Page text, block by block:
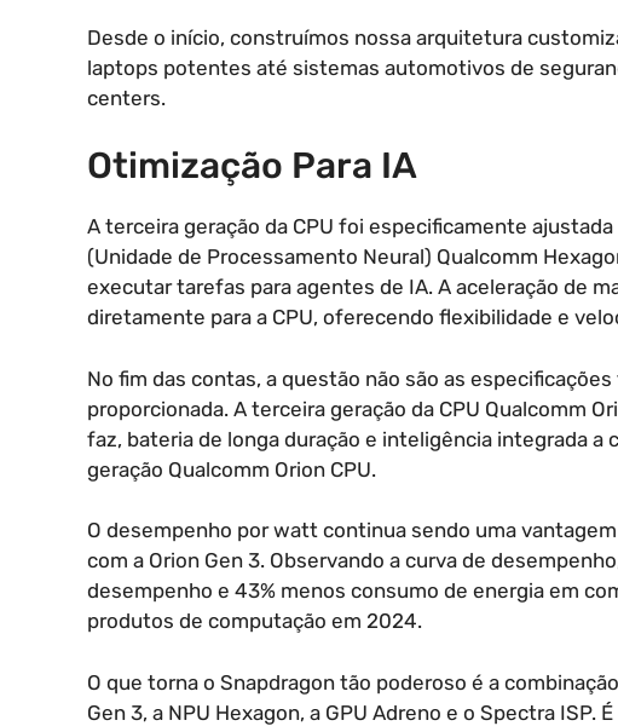
Desde o início, construímos nossa arquitetura
laptops potentes até sistemas automotivos de
centers.
Otimização Para IA
A terceira geração da CPU foi especificamente
(Unidade de Processamento Neural) Qualcomm
executar tarefas para agentes de IA. A aceleração de
diretamente para a CPU, oferecendo flexibilidade e
No fim das contas, a questão não são as
proporcionada. A terceira geração da CPU Qualcomm
faz, bateria de longa duração e inteligência integrada a
geração Qualcomm Orion CPU.
O desempenho por watt continua sendo uma
com a Orion Gen 3. Observando a curva de
desempenho e 43% menos consumo de energia em
produtos de computação em 2024.
O que torna o Snapdragon tão poderoso é a
Gen 3, a NPU Hexagon, a GPU Adreno e o Spectra